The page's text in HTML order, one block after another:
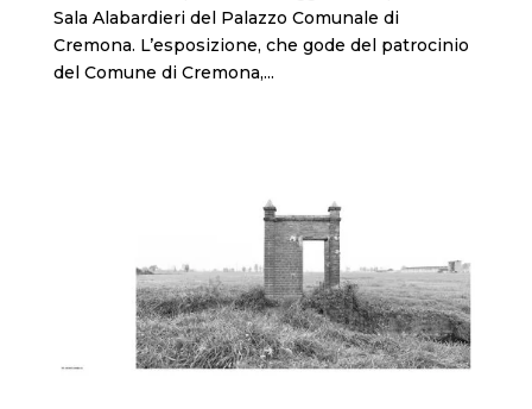
Sala Alabardieri del Palazzo Comunale di
Cremona. L’esposizione, che gode del patrocinio
del Comune di Cremona,...